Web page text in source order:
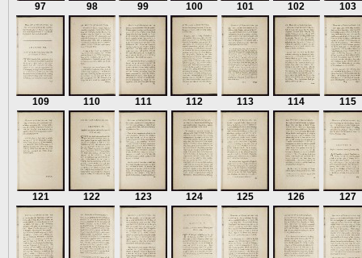
97 98 99 100 101 102 103
109 110 111 112 113 114 115
121 122 123 124 125 126 127